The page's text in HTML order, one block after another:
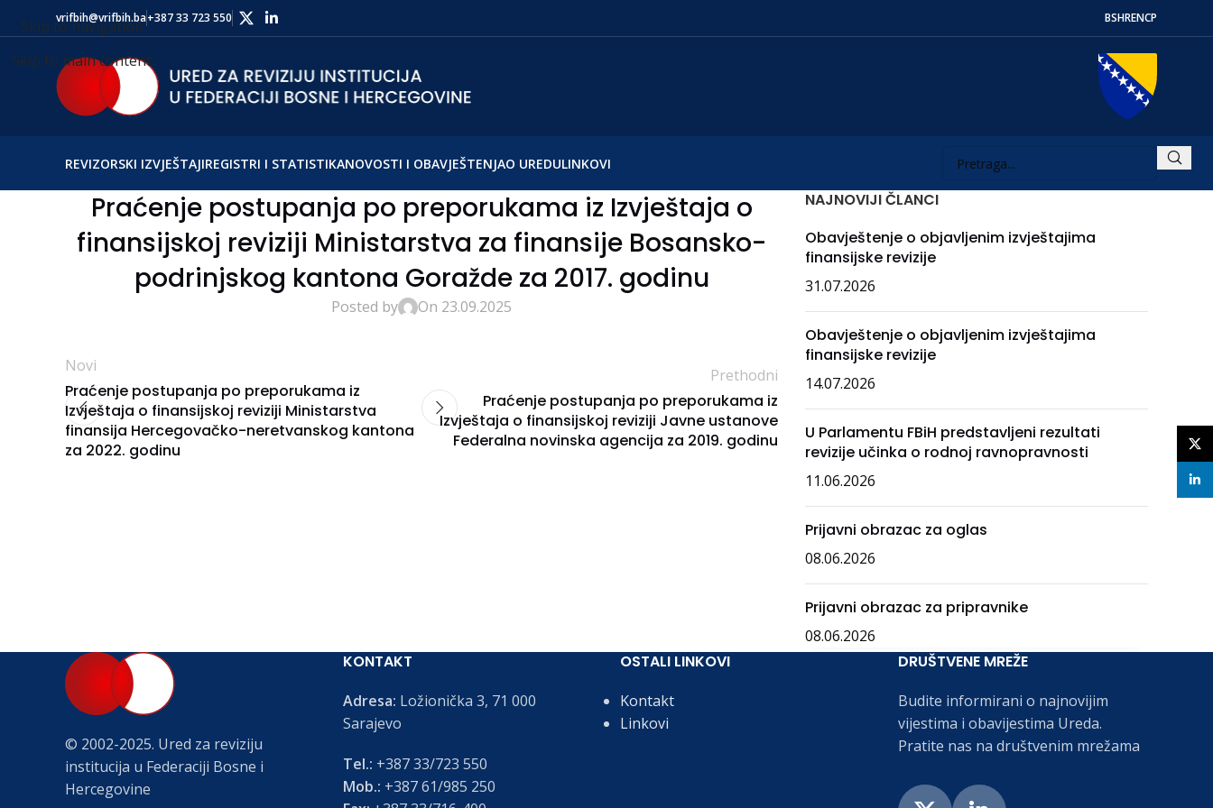
Skip to navigation
Skip to main content
vrifbih@vrifbih.ba+387 33 723 550 BSHRENСР
REVIZORSKI IZVJEŠTAJIREGISTRI I STATISTIKANOVOSTI I OBAVJEŠTENJAO UREDULINKOVI
Praćenje postupanja po preporukama iz Izvještaja o
finansijskoj reviziji Ministarstva za finansije Bosansko-
podrinjskog kantona Goražde za 2017. godinu
Posted by On 23.09.2025
Novi
Praćenje postupanja po preporukama iz
Izvještaja o finansijskoj reviziji Ministarstva
finansija Hercegovačko-neretvanskog kantona
za 2022. godinu
Prethodni
Praćenje postupanja po preporukama iz
Izvještaja o finansijskoj reviziji Javne ustanove
Federalna novinska agencija za 2019. godinu
NAJNOVIJI ČLANCI
Obavještenje o objavljenim izvještajima
finansijske revizije
31.07.2026
Obavještenje o objavljenim izvještajima
finansijske revizije
14.07.2026
U Parlamentu FBiH predstavljeni rezultati
revizije učinka o rodnoj ravnopravnosti
11.06.2026
Prijavni obrazac za oglas
08.06.2026
Prijavni obrazac za pripravnike
08.06.2026
© 2002-2025. Ured za reviziju
institucija u Federaciji Bosne i
Hercegovine
KONTAKT
Adresa: Ložionička 3, 71 000
Sarajevo
Tel.: +387 33/723 550
Mob.: +387 61/985 250
OSTALI LINKOVI
Kontakt
Linkovi
DRUŠTVENE MREŽE
Budite informirani o najnovijim
vijestima i obavijestima Ureda.
Pratite nas na društvenim mrežama